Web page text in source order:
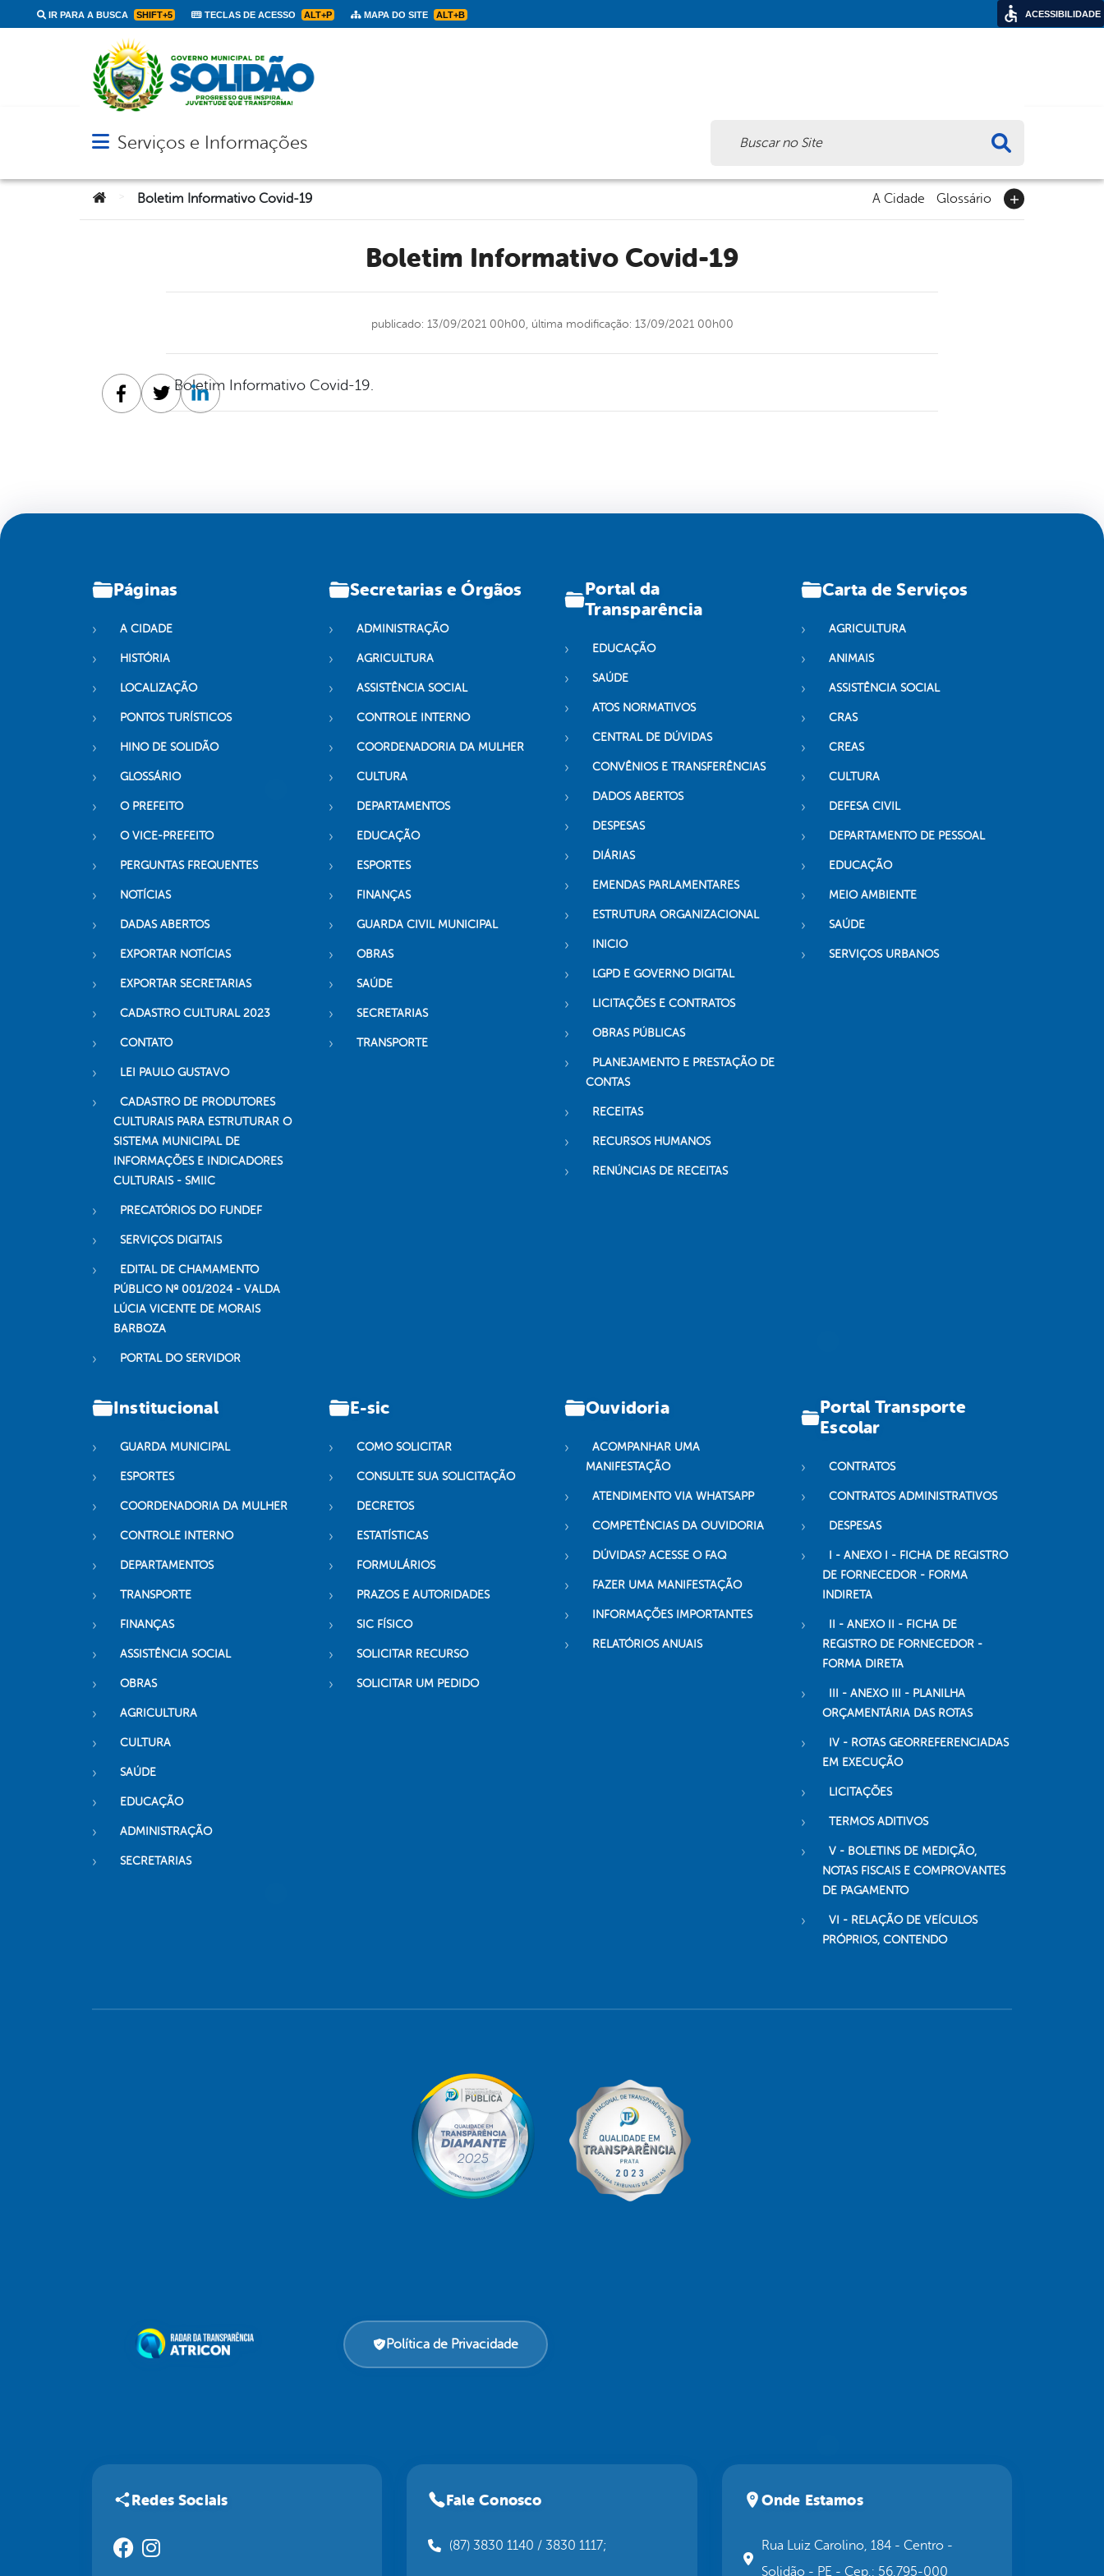
IR PARA A BUSCA SHIFT+5 TECLAS DE ACESSO ALT+P MAPA DO SITE ALT+B
Abrir menu principal de navegação
Serviços e Informações
Você está aqui:Boletim Informativo Covid-19 A Cidade Glossário
Boletim Informativo Covid-19
publicado: 13/09/2021 00h00, última modificação: 13/09/2021 00h00
Boletim Informativo Covid-19.
Facebook
TwitterLinkedin
Páginas
A CIDADE
HISTÓRIA
LOCALIZAÇÃO
PONTOS TURÍSTICOS
HINO DE SOLIDÃO
GLOSSÁRIO
O PREFEITO
O VICE-PREFEITO
PERGUNTAS FREQUENTES
NOTÍCIAS
DADAS ABERTOS
EXPORTAR NOTÍCIAS
EXPORTAR SECRETARIAS
CADASTRO CULTURAL 2023
CONTATO
LEI PAULO GUSTAVO
CADASTRO DE PRODUTORES
CULTURAIS PARA ESTRUTURAR O
SISTEMA MUNICIPAL DE
INFORMAÇÕES E INDICADORES
CULTURAIS - SMIIC
PRECATÓRIOS DO FUNDEF
SERVIÇOS DIGITAIS
EDITAL DE CHAMAMENTO
PÚBLICO Nº 001/2024 - VALDA
LÚCIA VICENTE DE MORAIS
BARBOZA
PORTAL DO SERVIDOR
Secretarias e Órgãos
ADMINISTRAÇÃO
AGRICULTURA
ASSISTÊNCIA SOCIAL
CONTROLE INTERNO
COORDENADORIA DA MULHER
CULTURA
DEPARTAMENTOS
EDUCAÇÃO
ESPORTES
FINANÇAS
GUARDA CIVIL MUNICIPAL
OBRAS
SAÚDE
SECRETARIAS
TRANSPORTE
Portal da
Transparência
EDUCAÇÃO
SAÚDE
ATOS NORMATIVOS
CENTRAL DE DÚVIDAS
CONVÊNIOS E TRANSFERÊNCIAS
DADOS ABERTOS
DESPESAS
DIÁRIAS
EMENDAS PARLAMENTARES
ESTRUTURA ORGANIZACIONAL
INICIO
LGPD E GOVERNO DIGITAL
LICITAÇÕES E CONTRATOS
OBRAS PÚBLICAS
PLANEJAMENTO E PRESTAÇÃO DE
CONTAS
RECEITAS
RECURSOS HUMANOS
RENÚNCIAS DE RECEITAS
Carta de Serviços
AGRICULTURA
ANIMAIS
ASSISTÊNCIA SOCIAL
CRAS
CREAS
CULTURA
DEFESA CIVIL
DEPARTAMENTO DE PESSOAL
EDUCAÇÃO
MEIO AMBIENTE
SAÚDE
SERVIÇOS URBANOS
Institucional
GUARDA MUNICIPAL
ESPORTES
COORDENADORIA DA MULHER
CONTROLE INTERNO
DEPARTAMENTOS
TRANSPORTE
FINANÇAS
ASSISTÊNCIA SOCIAL
OBRAS
AGRICULTURA
CULTURA
SAÚDE
EDUCAÇÃO
ADMINISTRAÇÃO
SECRETARIAS
E-sic
COMO SOLICITAR
CONSULTE SUA SOLICITAÇÃO
DECRETOS
ESTATÍSTICAS
FORMULÁRIOS
PRAZOS E AUTORIDADES
SIC FÍSICO
SOLICITAR RECURSO
SOLICITAR UM PEDIDO
Ouvidoria
ACOMPANHAR UMA
MANIFESTAÇÃO
ATENDIMENTO VIA WHATSAPP
COMPETÊNCIAS DA OUVIDORIA
DÚVIDAS? ACESSE O FAQ
FAZER UMA MANIFESTAÇÃO
INFORMAÇÕES IMPORTANTES
RELATÓRIOS ANUAIS
Portal Transporte
Escolar
CONTRATOS
CONTRATOS ADMINISTRATIVOS
DESPESAS
I - ANEXO I - FICHA DE REGISTRO
DE FORNECEDOR - FORMA
INDIRETA
II - ANEXO II - FICHA DE
REGISTRO DE FORNECEDOR -
FORMA DIRETA
III - ANEXO III - PLANILHA
ORÇAMENTÁRIA DAS ROTAS
IV - ROTAS GEORREFERENCIADAS
EM EXECUÇÃO
LICITAÇÕES
TERMOS ADITIVOS
V - BOLETINS DE MEDIÇÃO,
NOTAS FISCAIS E COMPROVANTES
DE PAGAMENTO
VI - RELAÇÃO DE VEÍCULOS
PRÓPRIOS, CONTENDO
Política de Privacidade
Redes Sociais Fale Conosco
(87) 3830 1140 / 3830 1117;
Onde Estamos
Rua Luiz Carolino, 184 - Centro -
Solidão - PE - Cep.: 56.795-000
ACESSIBILIDADE